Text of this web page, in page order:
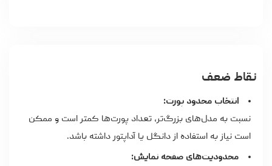
نقاط ضعف
انتخاب محدود پورت:
نسبت به مدل‌های بزرگ‌تر، تعداد پورت‌ها کمتر است و ممکن
است نیاز به استفاده از دانگل یا آداپتور داشته باشد.
محدودیت‌های صفحه نمایش: